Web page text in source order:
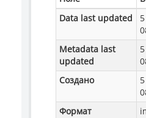
Data last updated
Metadata last
updated
Создано
Формат